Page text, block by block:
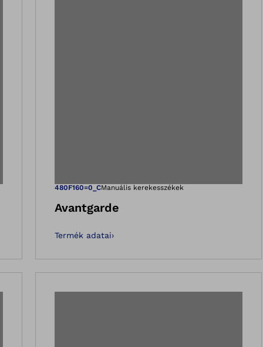
a Galéria
Megnyitja a
480F160=0_CManuális kerekesszékek
Avantgarde
Termék adatai›